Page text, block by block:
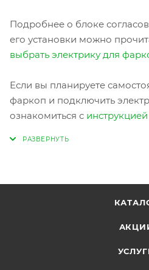
Подробнее о блоке
его установки можно
выбрать электрику для
Если вы планируете
фаркоп и подключить
ознакомиться с